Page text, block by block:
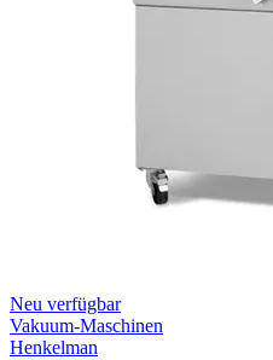
Neu verfügbar
Vakuum-Maschinen
Henkelman